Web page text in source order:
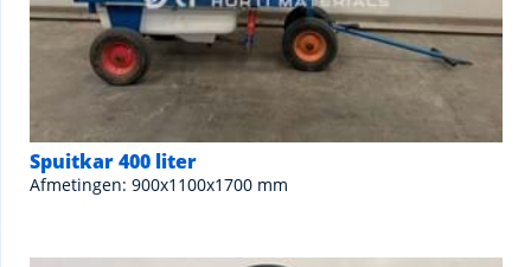
Spuitkar 400 liter
Afmetingen: 900x1100x1700 mm